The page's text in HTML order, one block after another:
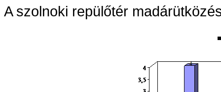
A szolnoki repülőtér